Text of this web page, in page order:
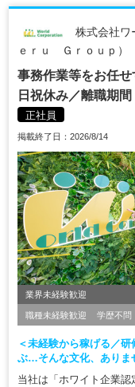
株式会社ワ
ｅｒｕ Ｇｒｏｕｐ）
事務作業等をお任
日祝休み／離職期
正社員
掲載終了日：2026/8/14
業界未経験歓迎
職種未経験歓迎 学歴不問
＜未経験から稼げる／
ぶ…そんな文化、ありま
当社は「ホワイト企業